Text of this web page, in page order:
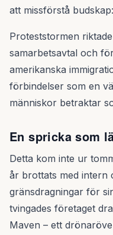
att missförstå budskap:
Proteststormen
samarbetsavtal och
amerikanska
förbindelser som en
människor betraktar
En spricka som
Detta kom inte ur
år brottats med intern
gränsdragningar för
tvingades företaget
Maven – ett